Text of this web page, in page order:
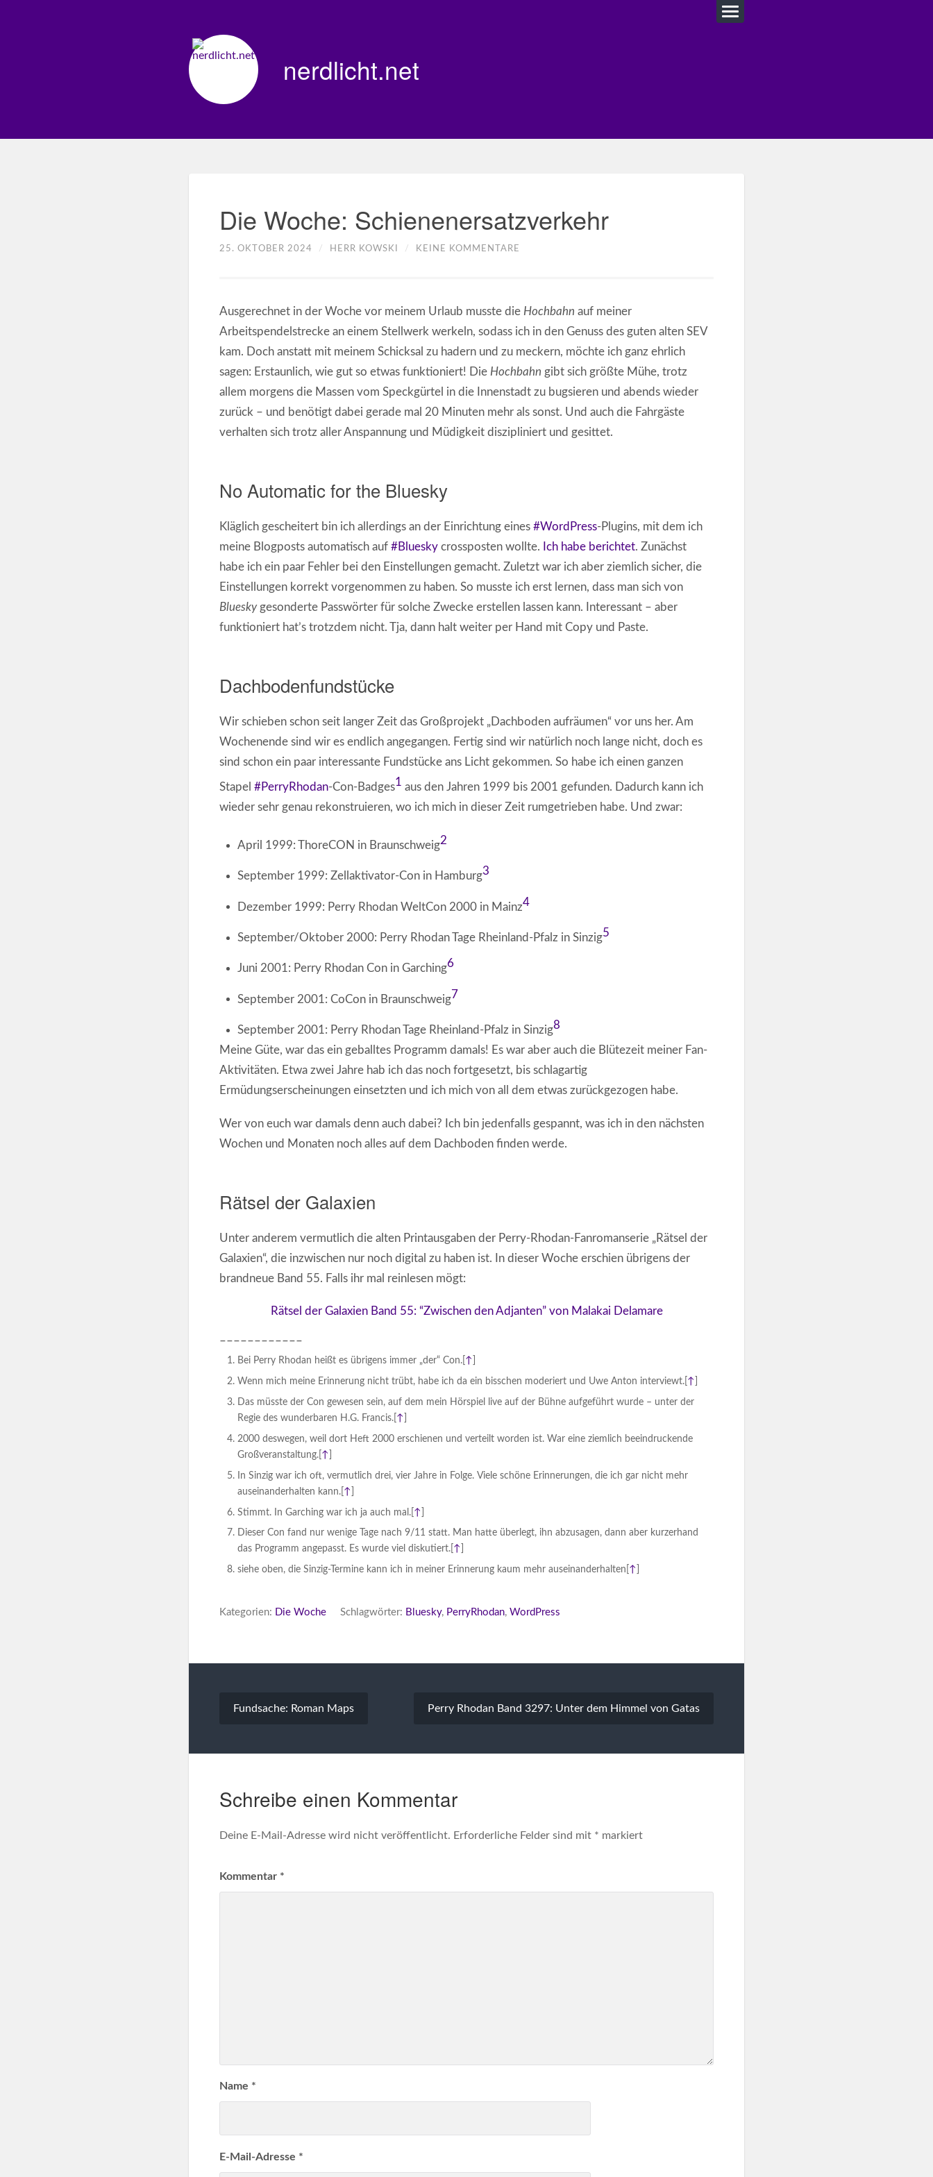
nerdlicht.net
Die Woche: Schienenersatzverkehr
25. OKTOBER 2024 / HERR KOWSKI / KEINE KOMMENTARE
Ausgerechnet in der Woche vor meinem Urlaub musste die Hochbahn auf meiner
Arbeitspendelstrecke an einem Stellwerk werkeln, sodass ich in den Genuss des guten alten SEV
kam. Doch anstatt mit meinem Schicksal zu hadern und zu meckern, möchte ich ganz ehrlich
sagen: Erstaunlich, wie gut so etwas funktioniert! Die Hochbahn gibt sich größte Mühe, trotz
allem morgens die Massen vom Speckgürtel in die Innenstadt zu bugsieren und abends wieder
zurück – und benötigt dabei gerade mal 20 Minuten mehr als sonst. Und auch die Fahrgäste
verhalten sich trotz aller Anspannung und Müdigkeit diszipliniert und gesittet.
No Automatic for the Bluesky
Kläglich gescheitert bin ich allerdings an der Einrichtung eines #WordPress-Plugins, mit dem ich
meine Blogposts automatisch auf #Bluesky crossposten wollte. Ich habe berichtet. Zunächst
habe ich ein paar Fehler bei den Einstellungen gemacht. Zuletzt war ich aber ziemlich sicher, die
Einstellungen korrekt vorgenommen zu haben. So musste ich erst lernen, dass man sich von
Blueskygesonderte Passwörter für solche Zwecke erstellen lassen kann. Interessant – aber
funktioniert hat’s trotzdem nicht. Tja, dann halt weiter per Hand mit Copy und Paste.
Dachbodenfundstücke
Wir schieben schon seit langer Zeit das Großprojekt „Dachboden aufräumen“ vor uns her. Am
Wochenende sind wir es endlich angegangen. Fertig sind wir natürlich noch lange nicht, doch es
sind schon ein paar interessante Fundstücke ans Licht gekommen. So habe ich einen ganzen
Stapel #PerryRhodan-Con-Badges1 aus den Jahren 1999 bis 2001 gefunden. Dadurch kann ich
wieder sehr genau rekonstruieren, wo ich mich in dieser Zeit rumgetrieben habe. Und zwar:
April 1999: ThoreCON in Braunschweig2
September 1999: Zellaktivator-Con in Hamburg3
Dezember 1999: Perry Rhodan WeltCon 2000 in Mainz4
September/Oktober 2000: Perry Rhodan Tage Rheinland-Pfalz in Sinzig5
Juni 2001: Perry Rhodan Con in Garching6
September 2001: CoCon in Braunschweig7
September 2001: Perry Rhodan Tage Rheinland-Pfalz in Sinzig8
Meine Güte, war das ein geballtes Programm damals! Es war aber auch die Blütezeit meiner Fan-
Aktivitäten. Etwa zwei Jahre hab ich das noch fortgesetzt, bis schlagartig
Ermüdungserscheinungen einsetzten und ich mich von all dem etwas zurückgezogen habe.
Wer von euch war damals denn auch dabei? Ich bin jedenfalls gespannt, was ich in den nächsten
Wochen und Monaten noch alles auf dem Dachboden finden werde.
Rätsel der Galaxien
Unter anderem vermutlich die alten Printausgaben der Perry-Rhodan-Fanromanserie „Rätsel der
Galaxien“, die inzwischen nur noch digital zu haben ist. In dieser Woche erschien übrigens der
brandneue Band 55. Falls ihr mal reinlesen mögt:
Rätsel der Galaxien Band 55: “Zwischen den Adjanten” von Malakai Delamare
––––––––––––
Bei Perry Rhodan heißt es übrigens immer „der“ Con.[ ↑
Wenn mich meine Erinnerung nicht trübt, habe ich da ein bisschen moderiert und Uwe Anton interviewt.[ ↑
Das müsste der Con gewesen sein, auf dem mein Hörspiel live auf der Bühne aufgeführt wurde – unter der
Regie des wunderbaren H.G. Francis.[ ↑
2000 deswegen, weil dort Heft 2000 erschienen und verteilt worden ist. War eine ziemlich beeindruckende
Großveranstaltung.[ ↑
In Sinzig war ich oft, vermutlich drei, vier Jahre in Folge. Viele schöne Erinnerungen, die ich gar nicht mehr
auseinanderhalten kann.[ ↑
Stimmt. In Garching war ich ja auch mal.[ ↑
Dieser Con fand nur wenige Tage nach 9/11 statt. Man hatte überlegt, ihn abzusagen, dann aber kurzerhand
das Programm angepasst. Es wurde viel diskutiert.[ ↑
siehe oben, die Sinzig-Termine kann ich in meiner Erinnerung kaum mehr auseinanderhalten ↑
Kategorien: Die Woche Schlagwörter: Bluesky, PerryRhodan, WordPress
Beitragsnavigation
Fundsache: Roman Maps Perry Rhodan Band 3297: Unter dem Himmel von Gatas
Schreibe einen Kommentar
Deine E-Mail-Adresse wird nicht veröffentlicht. Erforderliche Felder sind mit * markiert
Kommentar *
Name *
E-Mail-Adresse *